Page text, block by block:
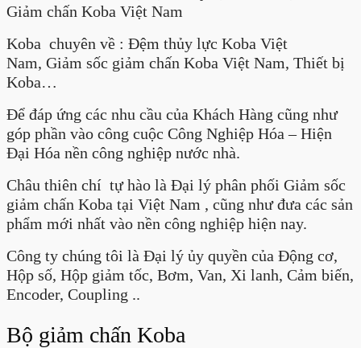
Giảm chấn Koba Việt Nam
Koba chuyên về : Đệm thủy lực Koba Việt
Nam, Giảm sốc giảm chấn Koba Việt Nam, Thiết bị
Koba…
Để đáp ứng các nhu cầu của Khách Hàng cũng như
góp phần vào công cuộc Công Nghiệp Hóa – Hiện
Đại Hóa nền công nghiệp nước nhà.
Châu thiên chí tự hào là Đại lý phân phối Giảm sốc
giảm chấn Koba tại Việt Nam , cũng như đưa các sản
phẩm mới nhất vào nền công nghiệp hiện nay.
Công ty chúng tôi là Đại lý ủy quyền của Động cơ,
Hộp số, Hộp giảm tốc, Bơm, Van, Xi lanh, Cảm biến,
Encoder, Coupling ..
Bộ giảm chấn Koba